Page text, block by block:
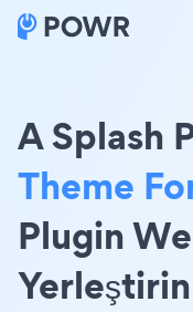
A Splash
Theme
Plugin
Yerleştirin